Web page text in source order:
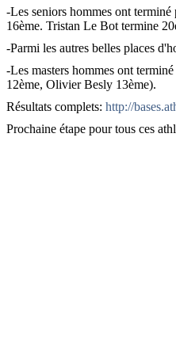
-Les seniors hommes ont
16ème. Tristan Le Bot termine
-Parmi les autres belles places
-Les masters hommes ont
12ème, Olivier Besly 13ème).
Résultats complets: http://
Prochaine étape pour tous ces